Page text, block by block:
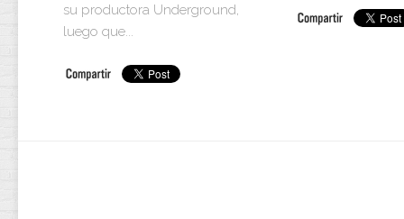
su productora Underground,
luego que...